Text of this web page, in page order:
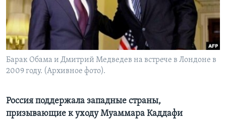
Learning English
СОЦИАЛЬНЫЕ СЕТИ
Барак Обама и Дмитрий Медведев на встрече в Лондоне в
2009 году. (Архивное фото).
Россия поддержала западные страны,
призывающие к уходу Муаммара Каддафи